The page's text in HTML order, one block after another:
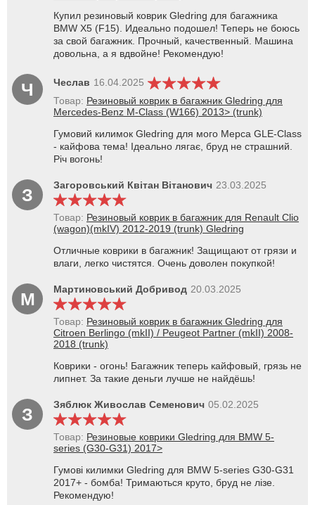
Купил резиновый коврик Gledring для багажника
BMW X5 (F15). Идеально подошел! Теперь не боюсь
за свой багажник. Прочный, качественный. Машина
довольна, а я вдвойне! Рекомендую!
Ч Чеслав 16.04.2025
Товар: Резиновый коврик в багажник Gledring для
Mercedes-Benz M-Class (W166) 2013> (trunk)
Гумовий килимок Gledring для мого Мерса GLE-Class
- кайфова тема! Ідеально лягає, бруд не страшний.
Річ вогонь!
З Загоровський Квітан Вітанович 23.03.2025
Товар: Резиновый коврик в багажник для Renault Clio
(wagon)(mkIV) 2012-2019 (trunk) Gledring
Отличные коврики в багажник! Защищают от грязи и
влаги, легко чистятся. Очень доволен покупкой!
М Мартиновський Добривод 20.03.2025
Товар: Резиновый коврик в багажник Gledring для
Citroen Berlingo (mkII) / Peugeot Partner (mkII) 2008-
2018 (trunk)
Коврики - огонь! Багажник теперь кайфовый, грязь не
липнет. За такие деньги лучше не найдёшь!
З Зяблюк Живослав Семенович 05.02.2025
Товар: Резиновые коврики Gledring для BMW 5-
series (G30-G31) 2017>
Гумові килимки Gledring для BMW 5-series G30-G31
2017+ - бомба! Тримаються круто, бруд не лізе.
Рекомендую!